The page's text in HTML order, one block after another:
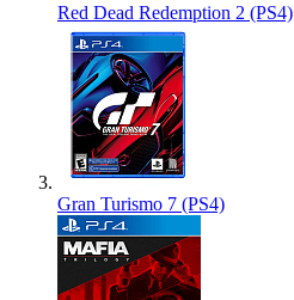
Red Dead Redemption 2 (PS4)
Gran Turismo 7 (PS4)